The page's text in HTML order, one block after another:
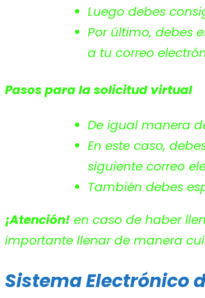
Luego debes
Por último, debes
a tu correo
Pasos para la solicitud virtual
De igual manera
En este caso,
siguiente correo
También debes
¡Atención! en caso de haber
importante llenar de manera
Sistema Electrónico